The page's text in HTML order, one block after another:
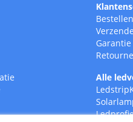
Bestellen
Garantie
Alle